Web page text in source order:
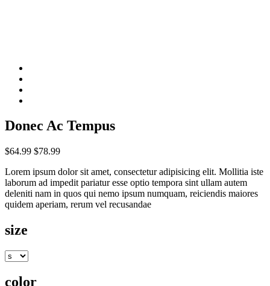
Donec Ac Tempus
$64.99 $78.99
Lorem ipsum dolor sit amet, consectetur adipisicing elit. Mollitia iste
laborum ad impedit pariatur esse optio tempora sint ullam autem
deleniti nam in quos qui nemo ipsum numquam, reiciendis maiores
quidem aperiam, rerum vel recusandae
size
color